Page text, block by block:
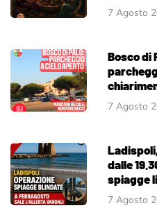
7 Agosto
Bosco di
7 Agosto
dalle
spiagge
7 Agosto